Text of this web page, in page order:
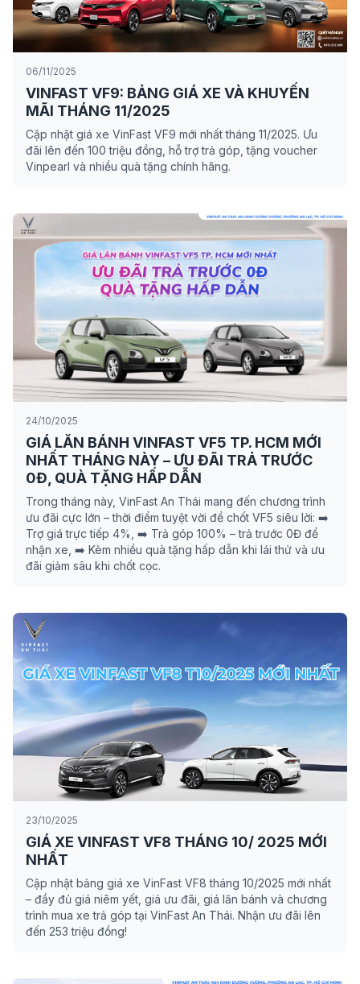
06/11/2025
VINFAST VF9: BẢNG GIÁ XE VÀ KHUYẾN
MÃI THÁNG 11/2025
Cập nhật giá xe VinFast VF9 mới nhất tháng 11/2025. Ưu
đãi lên đến 100 triệu đồng, hỗ trợ trả góp, tặng voucher
Vinpearl và nhiều quà tặng chính hãng.
24/10/2025
GIÁ LĂN BÁNH VINFAST VF5 TP. HCM MỚI
NHẤT THÁNG NÀY – ƯU ĐÃI TRẢ TRƯỚC
0Đ, QUÀ TẶNG HẤP DẪN
Trong tháng này, VinFast An Thái mang đến chương trình
ưu đãi cực lớn – thời điểm tuyệt vời để chốt VF5 siêu lời: ➡️
Trợ giá trực tiếp 4%, ➡️ Trả góp 100% – trả trước 0Đ để
nhận xe, ➡️ Kèm nhiều quà tặng hấp dẫn khi lái thử và ưu
đãi giảm sâu khi chốt cọc.
23/10/2025
GIÁ XE VINFAST VF8 THÁNG 10/ 2025 MỚI
NHẤT
Cập nhật bảng giá xe VinFast VF8 tháng 10/2025 mới nhất
– đầy đủ giá niêm yết, giá ưu đãi, giá lăn bánh và chương
trình mua xe trả góp tại VinFast An Thái. Nhận ưu đãi lên
đến 253 triệu đồng!